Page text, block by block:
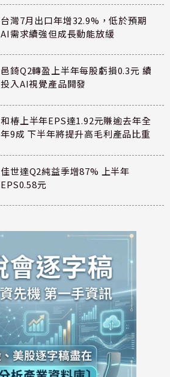
台灣7月出口年增32.9%，低於預期
AI需求續強但成長動能放緩
邑錡Q2轉盈上半年每股虧損0.3元 續
投入AI視覺產品開發
和椿上半年EPS達1.92元賺逾去年全
年9成 下半年將提升高毛利產品比重
佳世達Q2純益季增87% 上半年
EPS0.58元